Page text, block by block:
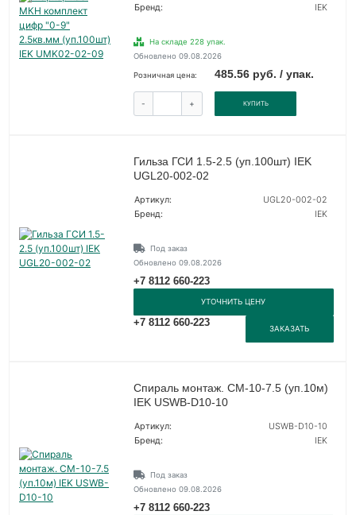
Бренд:
IEK
На складе 228 упак.
Обновлено 09.08.2026
Розничная цена: 485.56 руб. / упак.
- + КУПИТЬ
Гильза ГСИ 1.5-2.5 (уп.100шт) IEK
UGL20-002-02
Артикул:
UGL20-002-02
Бренд:
IEK
Под заказ
Обновлено 09.08.2026
+7 8112 660-223
УТОЧНИТЬ ЦЕНУ
+7 8112 660-223
ЗАКАЗАТЬ
Спираль монтаж. СМ-10-7.5 (уп.10м)
IEK USWB-D10-10
Артикул:
USWB-D10-10
Бренд:
IEK
Под заказ
Обновлено 09.08.2026
+7 8112 660-223